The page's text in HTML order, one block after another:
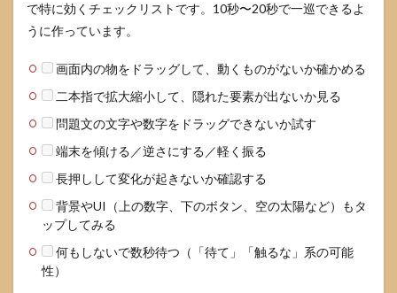
で特に効くチェックリストです。10秒〜20秒で一巡できるよ
うに作っています。
画面内の物をドラッグして、動くものがないか確かめる
二本指で拡大縮小して、隠れた要素が出ないか見る
問題文の文字や数字をドラッグできないか試す
端末を傾ける／逆さにする／軽く振る
長押しして変化が起きないか確認する
背景やUI（上の数字、下のボタン、空の太陽など）もタ
ップしてみる
何もしないで数秒待つ（「待て」「触るな」系の可能
性）